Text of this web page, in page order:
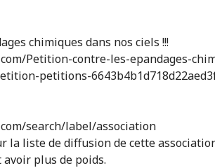
chimiques dans nos ciels !!!
Petition-contre-les-epandages-
petitions-
search/label/association
la liste de diffusion de cette
plus de poids.